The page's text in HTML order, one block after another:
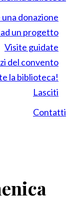
donazione
un progetto
Visite guidate
del convento
la biblioteca!
Lasciti
Contatti